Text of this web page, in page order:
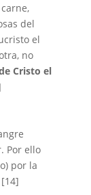
del
el
no
Cristo el
Por ello
por la